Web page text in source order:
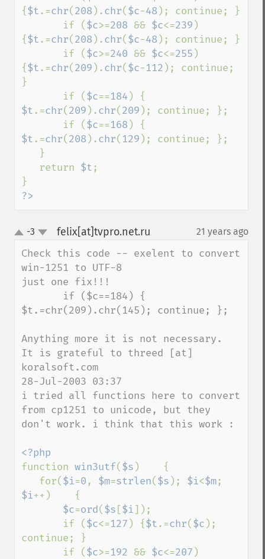
{$t.=chr( 208 ).chr( $c-48 ); continue; }
       if (
$c>=208 && $c<=239 )
{$t.=chr( 208 ).chr( $c-48 ); continue; }
       if (
$c>=240 && $c<=255 )
{$t.=chr( 209 ).chr( $c-112 ); continue;
}
       if (
$c==184
$t.=chr( 209 ).chr( 209 ); continue; };
       if (
$c==168
$t.=chr( 208 ).chr( 129 ); continue; };
   return
$t ;
?>
up-3 felix[at]tvpro.net.ru 21 years ago
Check this code -- exelent to convert
win-1251 to UTF-8
just one fix!!!
$t.=chr(209).chr(145); continue; };
Anything more it is not necessary.
It is grateful to threed [at]
koralsoft.com
28-Jul-2003 03:37
i tried all functions here to convert
from cp1251 to unicode, but they
don't work. i think that this work :
function win3utf( $s )    {
   for(
$i=0 , $m=strlen( $s ); $i<$m
$i++)    {
$c=ord( $s [$i]);
       if (
$c<=127 ) {$t.=chr( $c );
continue; }
       if (
$c>=192 && $c<=207 )